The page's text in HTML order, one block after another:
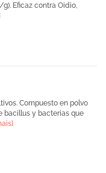
Eficaz contra Oidio,
Compuesto en polvo
bacillus y bacterias que